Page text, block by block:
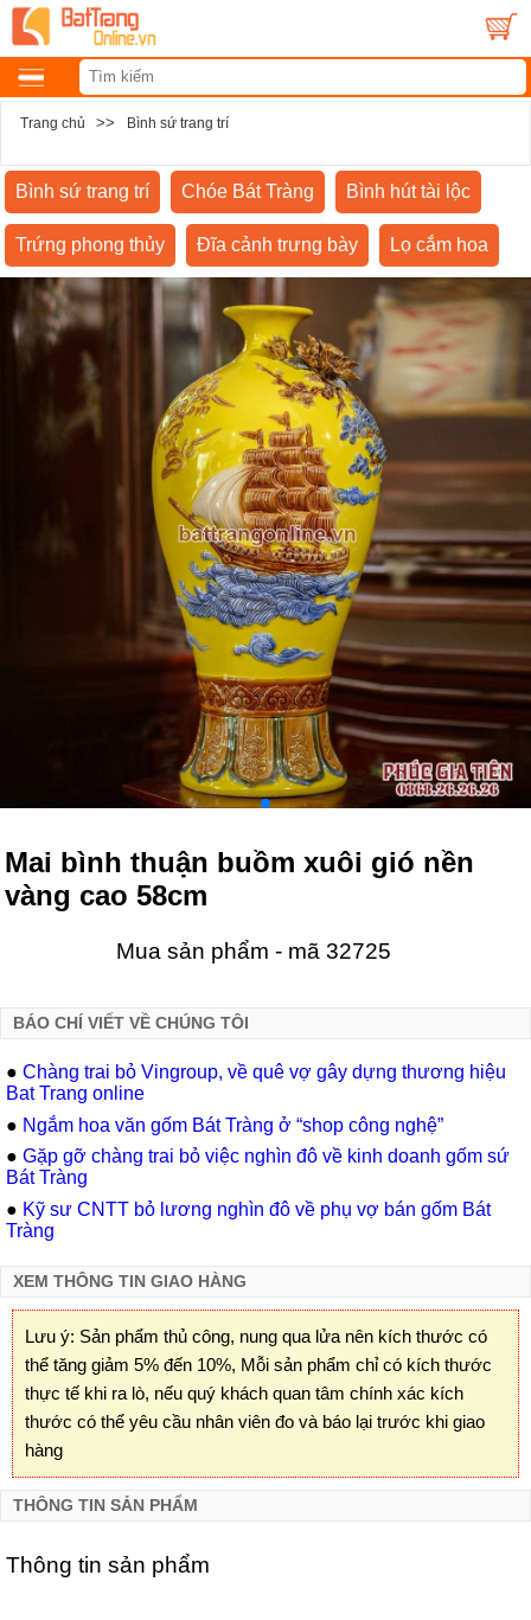
Trang chủ >> Bình sứ trang trí
Bình sứ trang trí Chóe Bát Tràng Bình hút tài lộc
Trứng phong thủy Đĩa cảnh trưng bày Lọ cắm hoa
Mai bình thuận buồm xuôi gió nền
vàng cao 58cm
Mua sản phẩm - mã 32725
BÁO CHÍ VIẾT VỀ CHÚNG TÔI
● Chàng trai bỏ Vingroup, về quê vợ gây dựng thương hiệu
Bat Trang online
● Ngắm hoa văn gốm Bát Tràng ở “shop công nghệ”
● Gặp gỡ chàng trai bỏ việc nghìn đô về kinh doanh gốm sứ
Bát Tràng
● Kỹ sư CNTT bỏ lương nghìn đô về phụ vợ bán gốm Bát
Tràng
XEM THÔNG TIN GIAO HÀNG
Lưu ý: Sản phẩm thủ công, nung qua lửa nên kích thước có
thể tăng giảm 5% đến 10%, Mỗi sản phẩm chỉ có kích thước
thực tế khi ra lò, nếu quý khách quan tâm chính xác kích
thước có thể yêu cầu nhân viên đo và báo lại trước khi giao
hàng
THÔNG TIN SẢN PHẨM
Thông tin sản phẩm